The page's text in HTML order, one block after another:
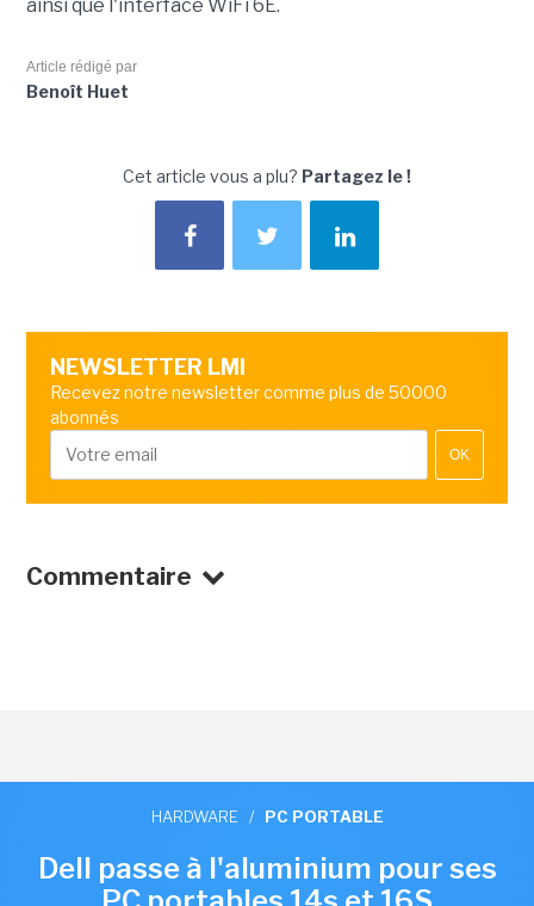
ainsi que l'interface WiFi 6E.
Article rédigé par
Benoît Huet
Cet article vous a plu? Partagez le !
NEWSLETTER LMI
Recevez notre newsletter comme plus de 50000
abonnés
OK
Commentaire
HARDWARE / PC PORTABLE
Dell passe à l'aluminium pour ses